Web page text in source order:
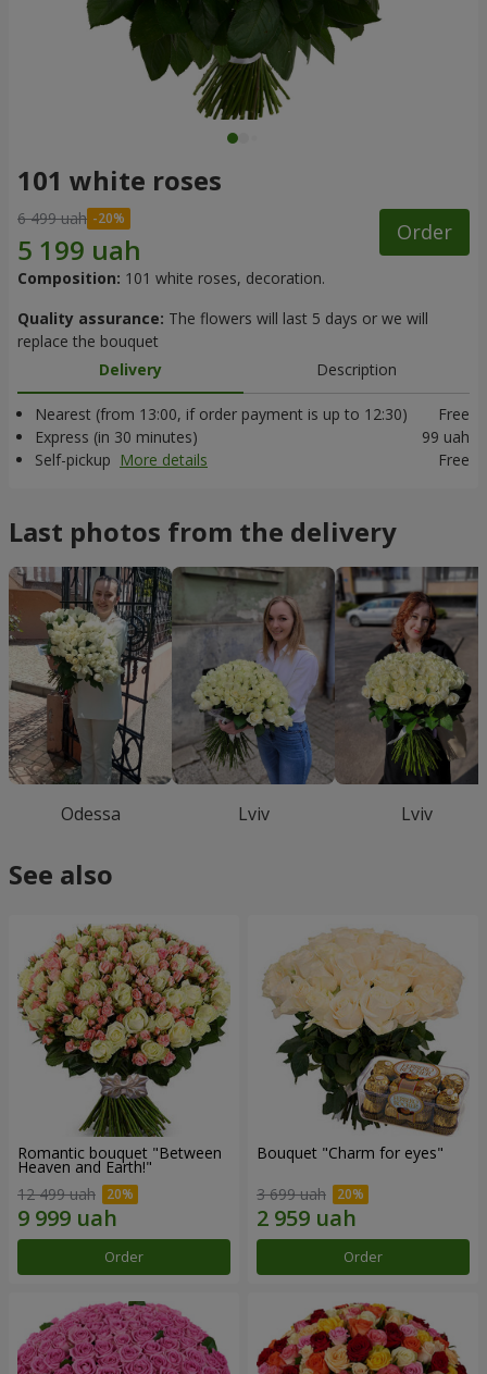
101 white roses
6 499 uah
Order
Composition: 101 white roses, decoration.
Quality assurance: The flowers will last 5 days or we will
replace the bouquet
Delivery
Description
Nearest (from 13:00, if order payment is up to 12:30)
Free
Express (in 30 minutes)
99 uah
Self-pickup More details Free
Last photos from the delivery
Odessa Lviv Lviv
See also
Romantic bouquet "Between
Heaven and Earth!"
12 499 uah
Order
Bouquet "Сharm for eyes"
3 699 uah
Order